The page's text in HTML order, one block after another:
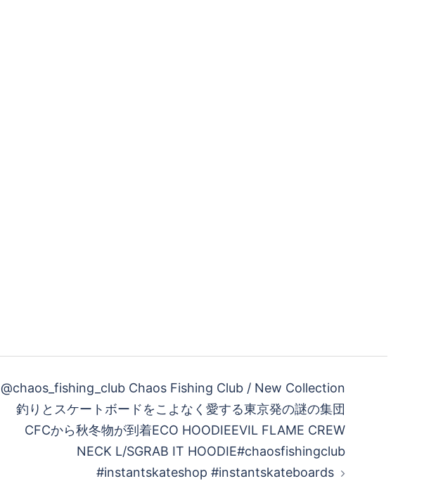
@chaos_fishing_club Chaos Fishing Club / New Collection
釣りとスケートボードをこよなく愛する東京発の謎の集団
CFCから秋冬物が到着ECO HOODIEEVIL FLAME CREW
NECK L/SGRAB IT HOODIE#chaosfishingclub
#instantskateshop #instantskateboards